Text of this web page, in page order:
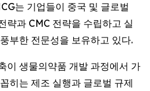
는 기업들이 중국 및 글로벌
략과 CMC 전략을 수립하고 실
부한 전문성을 보유하고 있다.
이 생물의약품 개발 과정에서 가
히는 제조 실행과 글로벌 규제